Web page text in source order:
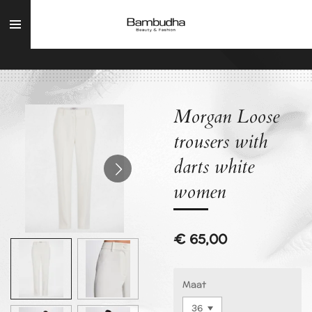
direct
hoofdinhoud
Morgan Loose
trousers with
darts white
women
€ 65,00
Maat